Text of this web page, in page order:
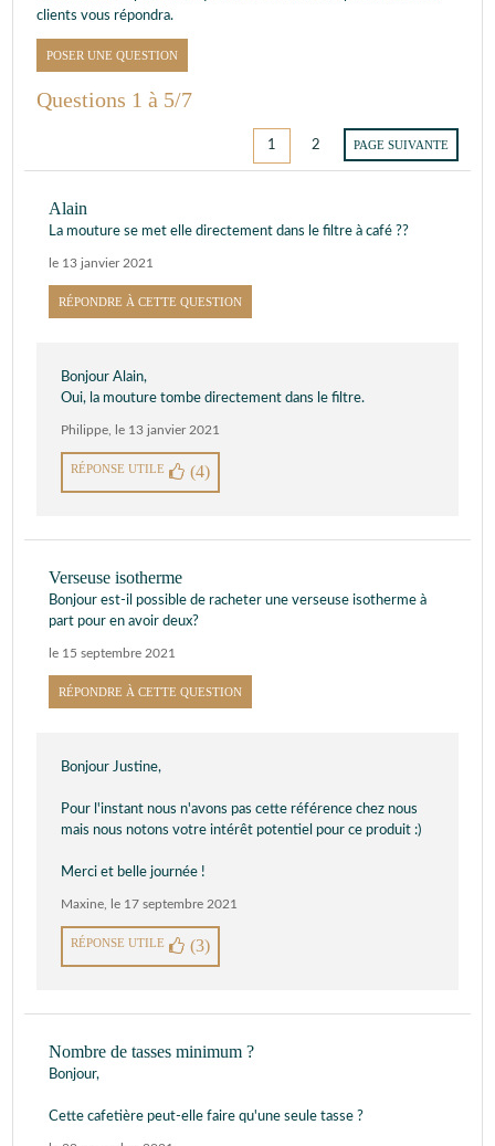
clients vous répondra.
POSER UNE QUESTION
Questions 1 à 5/7
1 2 PAGE SUIVANTE
Alain
La mouture se met elle directement dans le filtre à café ??
le 13 janvier 2021
RÉPONDRE À CETTE QUESTION
Bonjour Alain,
Oui, la mouture tombe directement dans le filtre.
Philippe le 13 janvier 2021
RÉPONSE UTILE (4)
Verseuse isotherme
Bonjour est-il possible de racheter une verseuse isotherme à
part pour en avoir deux?
le 15 septembre 2021
RÉPONDRE À CETTE QUESTION
Bonjour Justine,
Pour l'instant nous n'avons pas cette référence chez nous
mais nous notons votre intérêt potentiel pour ce produit :)
Merci et belle journée !
Maxine le 17 septembre 2021
RÉPONSE UTILE (3)
Nombre de tasses minimum ?
Bonjour,
Cette cafetière peut-elle faire qu'une seule tasse ?